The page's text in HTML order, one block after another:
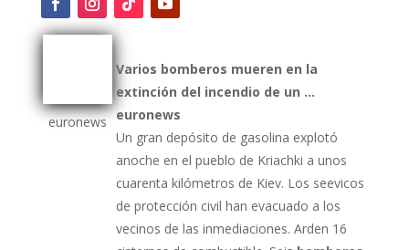
euronews
Varios bomberos mueren en la
extinción del incendio de un …
euronews
Un gran depósito de gasolina explotó
anoche en el pueblo de Kriachki a unos
cuarenta kilómetros de Kiev. Los seevicos
de protección civil han evacuado a los
vecinos de las inmediaciones. Arden 16